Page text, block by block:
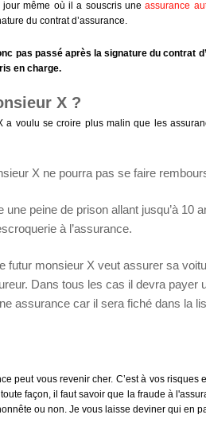
même où il a souscris uneassurance
du contrat d’assurance.
pas passé après la signature du contrat
en charge.
X ?
a voulu se croire plus malin que les
X ne pourra pas se faire
une peine de prison allant jusqu’à 10
à l’assurance.
futur monsieur X veut assurer sa
Dans tous les cas il devra payer
assurance car il sera fiché dans la
peut vous revenir cher. C’est à vos risques
toute façon, il faut savoir que la fraude à
ou non. Je vous laisse deviner qui en